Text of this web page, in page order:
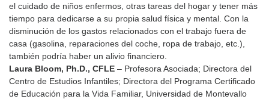
el cuidado de niños enfermos, otras tareas del hogar y tener más
tiempo para dedicarse a su propia salud física y mental. Con la
disminución de los gastos relacionados con el trabajo fuera de
casa (gasolina, reparaciones del coche, ropa de trabajo, etc.),
también podría haber un alivio financiero.
Laura Bloom, Ph.D., CFLE – Profesora Asociada; Directora del
Centro de Estudios Infantiles; Directora del Programa Certificado
de Educación para la Vida Familiar, Universidad de Montevallo